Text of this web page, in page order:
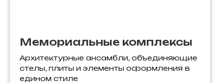
Мемориальные комплексы
Архитектурные ансамбли, объединяющие
стелы, плиты и элементы оформления в
едином стиле